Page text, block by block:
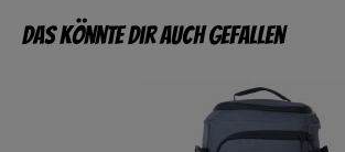
Das könnte dir auch gefallen